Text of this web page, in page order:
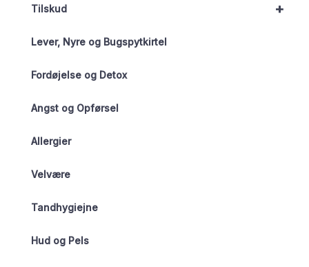
+
Tilskud
Lever, Nyre og Bugspytkirtel
Fordøjelse og Detox
Angst og Opførsel
Allergier
Velvære
Tandhygiejne
Hud og Pels